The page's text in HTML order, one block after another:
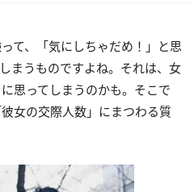
て、「気にしちゃだめ！」と思
まうものですよね。それは、女
思ってしまうのかも。そこで
女の交際人数」にまつわる質